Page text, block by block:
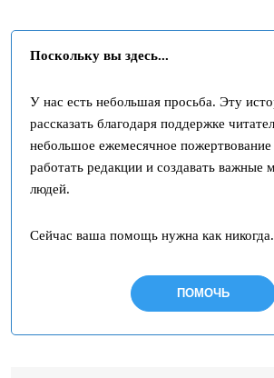
Поскольку вы здесь...
У нас есть небольшая просьба. Эту
рассказать благодаря поддержке
небольшое ежемесячное пожертвование
работать редакции и создавать важные
людей.
Сейчас ваша помощь нужна как никогда.
ПОМОЧЬ